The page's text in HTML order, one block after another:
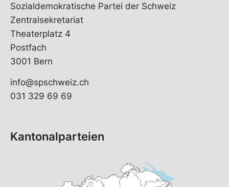
Sozialdemokratische Partei der Schweiz
Zentralsekretariat
Theaterplatz 4
Postfach
3001 Bern
info@spschweiz.ch
031 329 69 69
Kantonalparteien